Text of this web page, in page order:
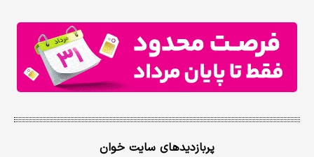
پربازدیدهای سایت خوان